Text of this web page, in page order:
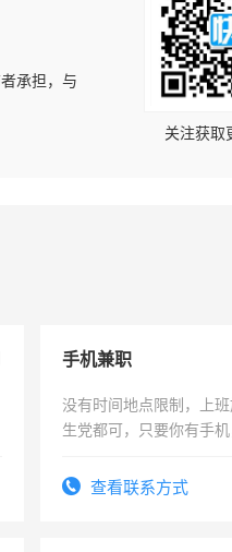
承担，与
关注获取
手机兼职
没有时间地点限制，上
生党都可，只要你有手
勤快的四五十，每天挣零
查看联系方式